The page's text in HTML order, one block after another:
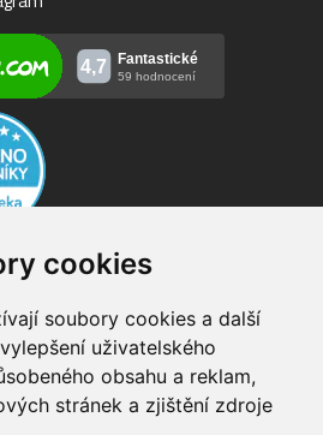
cookies
soubory cookies a další
uživatelského
obsahu a reklam,
stránek a zjištění zdroje
do 24h
skladem při objednání
14:00